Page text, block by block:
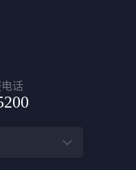
话